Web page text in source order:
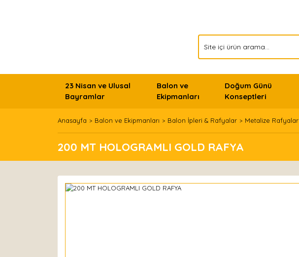
23 Nisan ve Ulusal
Bayramlar
Balon ve
Ekipmanları
Doğum Günü
Konseptleri
Anasayfa Balon ve Ekipmanları Balon İpleri & Rafyalar Metalize Rafyalar
200 MT HOLOGRAMLI GOLD RAFYA